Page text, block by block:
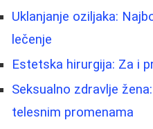
Uklanjanje oziljaka:
lečenje
Estetska hirurgija: Za i
Seksualno zdravlje
telesnim promenama